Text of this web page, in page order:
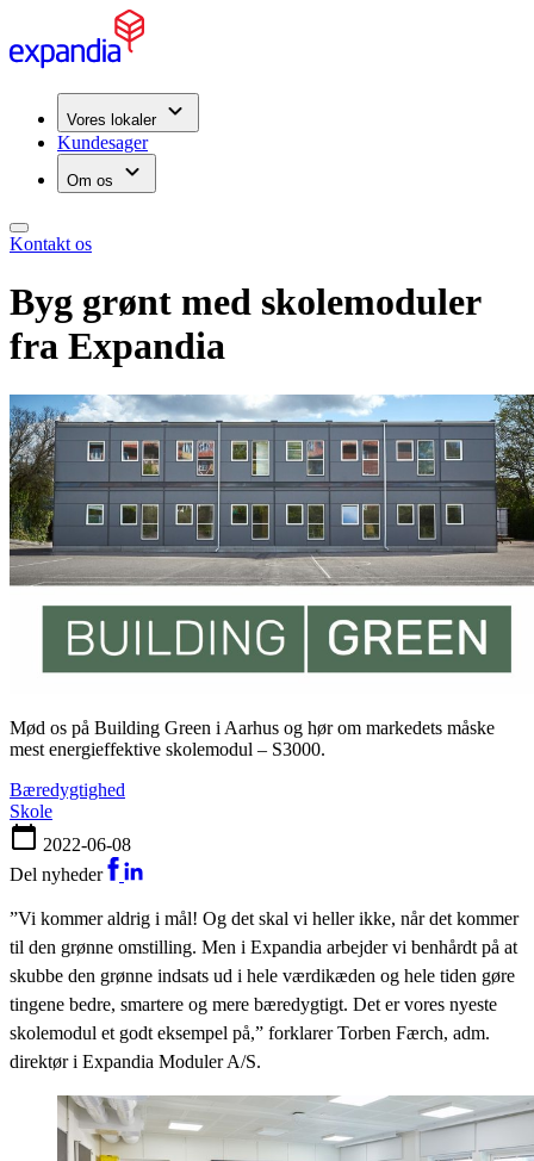
Vores lokaler
Kundesager
Om os
Kontakt os
Byg grønt med skolemoduler
fra Expandia
Mød os på Building Green i Aarhus og hør om markedets måske
mest energieffektive skolemodul – S3000.
bæredygtighed
skole
2022-06-08
Del nyheder
”Vi kommer aldrig i mål! Og det skal vi heller ikke, når det kommer
til den grønne omstilling. Men i Expandia arbejder vi benhårdt på at
skubbe den grønne indsats ud i hele værdikæden og hele tiden gøre
tingene bedre, smartere og mere bæredygtigt. Det er vores nyeste
skolemodul et godt eksempel på,” forklarer Torben Færch, adm.
direktør i Expandia Moduler A/S.